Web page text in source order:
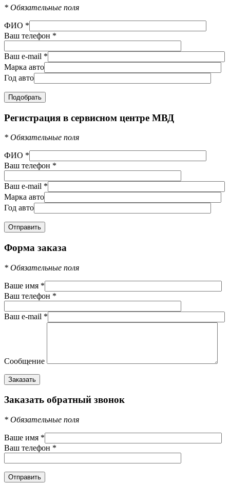
* Обязательные поля
ФИО *
Ваш телефон *
Ваш e-mail *
Марка авто
Год авто
Регистрация в сервисном центре МВД
* Обязательные поля
ФИО *
Ваш телефон *
Ваш e-mail *
Марка авто
Год авто
Форма заказа
* Обязательные поля
Ваше имя *
Ваш телефон *
Ваш e-mail *
Сообщение
Заказать обратный звонок
* Обязательные поля
Ваше имя *
Ваш телефон *